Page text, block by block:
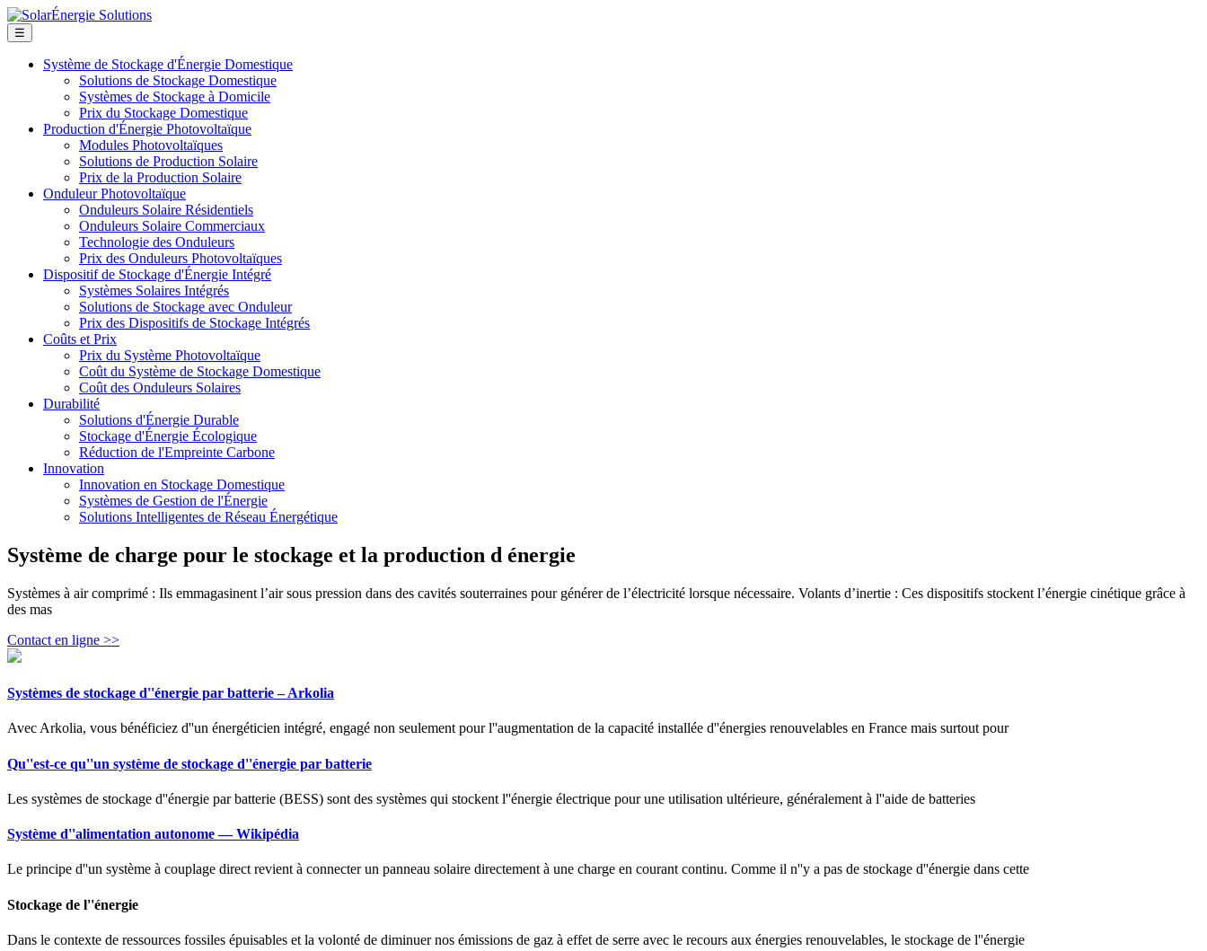
☰
Système de Stockage d'Énergie Domestique
Solutions de Stockage Domestique
Systèmes de Stockage à Domicile
Prix du Stockage Domestique
Production d'Énergie Photovoltaïque
Modules Photovoltaïques
Solutions de Production Solaire
Prix de la Production Solaire
Onduleur Photovoltaïque
Onduleurs Solaire Résidentiels
Onduleurs Solaire Commerciaux
Technologie des Onduleurs
Prix des Onduleurs Photovoltaïques
Dispositif de Stockage d'Énergie Intégré
Systèmes Solaires Intégrés
Solutions de Stockage avec Onduleur
Prix des Dispositifs de Stockage Intégrés
Coûts et Prix
Prix du Système Photovoltaïque
Coût du Système de Stockage Domestique
Coût des Onduleurs Solaires
Durabilité
Solutions d'Énergie Durable
Stockage d'Énergie Écologique
Réduction de l'Empreinte Carbone
Innovation
Innovation en Stockage Domestique
Systèmes de Gestion de l'Énergie
Solutions Intelligentes de Réseau Énergétique
Système de charge pour le stockage et la production d énergie
Systèmes à air comprimé : Ils emmagasinent l’air sous pression dans des cavités souterraines pour générer de l’électricité lorsque nécessaire. Volants d’inertie : Ces dispositifs stockent l’énergie cinétique grâce à
des mas
Contact en ligne >>
Systèmes de stockage d''énergie par batterie – Arkolia
Avec Arkolia, vous bénéficiez d''un énergéticien intégré, engagé non seulement pour l''augmentation de la capacité installée d''énergies renouvelables en France mais surtout pour
Qu''est-ce qu''un système de stockage d''énergie par batterie
Les systèmes de stockage d''énergie par batterie (BESS) sont des systèmes qui stockent l''énergie électrique pour une utilisation ultérieure, généralement à l''aide de batteries
Système d''alimentation autonome — Wikipédia
Le principe d''un système à couplage direct revient à connecter un panneau solaire directement à une charge en courant continu. Comme il n''y a pas de stockage d''énergie dans cette
Stockage de l''énergie
Dans le contexte de ressources fossiles épuisables et la volonté de diminuer nos émissions de gaz à effet de serre avec le recours aux énergies renouvelables, le stockage de l''énergie